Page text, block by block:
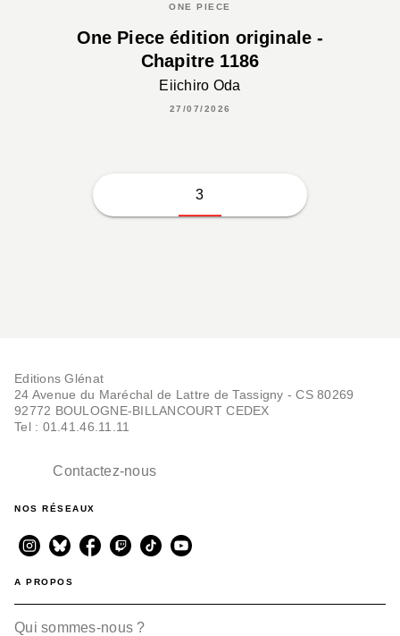
ONE PIECE
One Piece édition originale -
Chapitre 1186
Eiichiro Oda
27/07/2026
3
Editions Glénat
24 Avenue du Maréchal de Lattre de Tassigny - CS 80269
92772 BOULOGNE-BILLANCOURT CEDEX
Tel : 01.41.46.11.11
Contactez-nous
NOS RÉSEAUX
A PROPOS
Qui sommes-nous ?